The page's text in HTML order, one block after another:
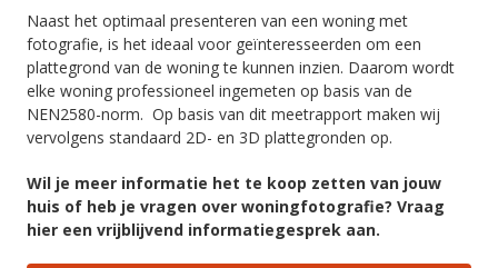
Naast het optimaal presenteren van een woning met
fotografie, is het ideaal voor geïnteresseerden om een
plattegrond van de woning te kunnen inzien. Daarom wordt
elke woning professioneel ingemeten op basis van de
NEN2580-norm. Op basis van dit meetrapport maken wij
vervolgens standaard 2D- en 3D plattegronden op.
Wil je meer informatie het te koop zetten van jouw
huis of heb je vragen over woningfotografie? Vraag
hier een vrijblijvend informatiegesprek aan.